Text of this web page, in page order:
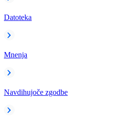
Datoteka
Mnenja
Navdihujoče zgodbe